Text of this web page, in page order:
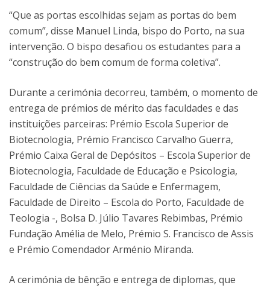
“Que as portas escolhidas sejam as portas do bem
comum”, disse Manuel Linda, bispo do Porto, na sua
intervenção. O bispo desafiou os estudantes para a
“construção do bem comum de forma coletiva”.
Durante a cerimónia decorreu, também, o momento de
entrega de prémios de mérito das faculdades e das
instituições parceiras: Prémio Escola Superior de
Biotecnologia, Prémio Francisco Carvalho Guerra,
Prémio Caixa Geral de Depósitos – Escola Superior de
Biotecnologia, Faculdade de Educação e Psicologia,
Faculdade de Ciências da Saúde e Enfermagem,
Faculdade de Direito – Escola do Porto, Faculdade de
Teologia -, Bolsa D. Júlio Tavares Rebimbas, Prémio
Fundação Amélia de Melo, Prémio S. Francisco de Assis
e Prémio Comendador Arménio Miranda.
A cerimónia de bênção e entrega de diplomas, que